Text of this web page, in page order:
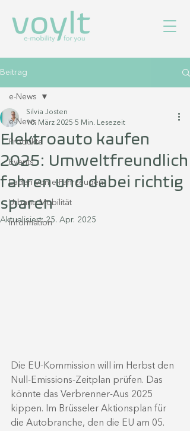
Beitrag
e-News
Produkte
Events
Laden von e-Fahrzeugen
Urbane Mobilität
Information
e-News
Elektroauto kaufen
2025: Umweltfreundlich
fahren und dabei richtig
sparen
Silvia Josten
10. März 2025 5 Min. Lesezeit
Aktualisiert:25. Apr. 2025
Die EU-Kommission will im Herbst den
Null-Emissions-Zeitplan prüfen. Das
könnte das Verbrenner-Aus 2025
kippen.
Im Brüsseler Aktionsplan für
die Autobranche, den die EU am 05.